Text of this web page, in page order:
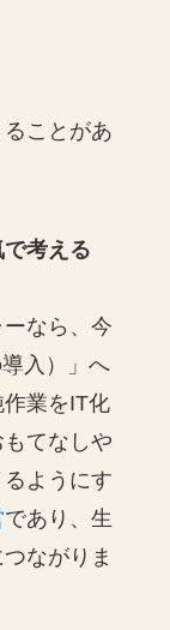
ことがあ
考える
なら、今
入）」へ
業をIT化
てなしや
ようにす
であり、生
ながりま